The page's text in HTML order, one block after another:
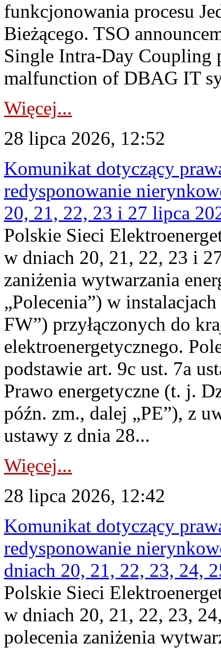
funkcjonowania procesu
Bieżącego. TSO
Single Intra-Day Coupling
malfunction of DBAG IT
Więcej...
28 lipca 2026, 12:52
Komunikat dotyczący
redysponowanie
20, 21, 22, 23 i 27 lipca
Polskie Sieci
w dniach 20, 21, 22, 23 i
zaniżenia wytwarzania
„Polecenia”) w
FW”) przyłączonych do
elektroenergetycznego.
podstawie art. 9c ust. 7a
Prawo energetyczne (t. j.
późn. zm., dalej „PE”), z
ustawy z dnia 28...
Więcej...
28 lipca 2026, 12:42
Komunikat dotyczący
redysponowanie
dniach 20, 21, 22, 23, 24,
Polskie Sieci
w dniach 20, 21, 22, 23,
polecenia zaniżenia